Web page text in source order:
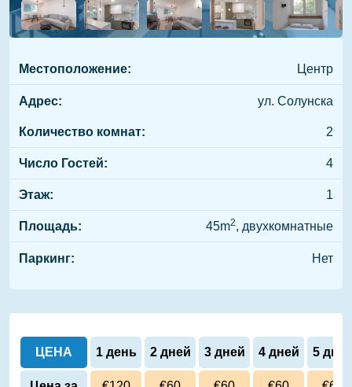
Местоположение: Центр
Адрес: ул. Солунска
Количество комнат: 2
Число Гостей: 4
Этаж: 1
Площадь: 45m2, двухкомнатные
Паркинг: Нет
ЦЕНА 1 день 2 дней 3 дней 4 дней 5